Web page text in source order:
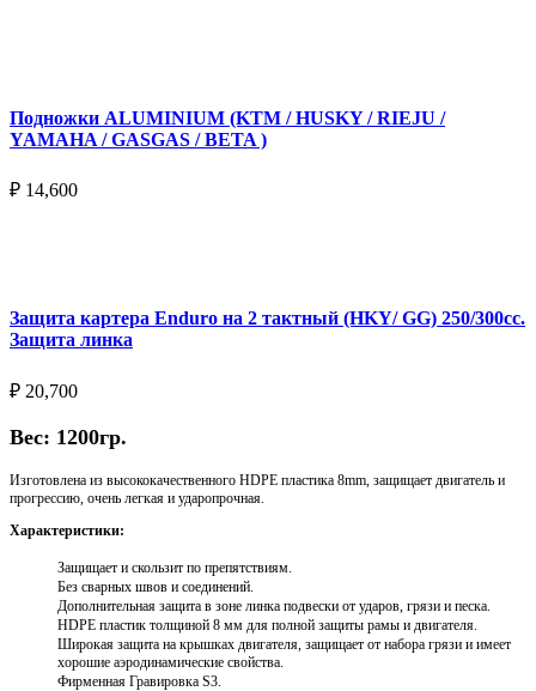
Подножки ALUMINIUM (KTM / HUSKY / RIEJU /
YAMAHA / GASGAS / BETA )
₽ 14,600
Защита картера Enduro на 2 тактный (HKY/ GG) 250/300cc.
Защита линка
₽ 20,700
Вес: 1200гр.
Изготовлена из высококачественного HDPE пластика 8mm, защищает двигатель и
прогрессию, очень легкая и ударопрочная.
Характеристики:
Защищает и скользит по препятствиям.
Без сварных швов и соединений.
Дополнительная защита в зоне линка подвески от ударов, грязи и песка.
HDPE пластик толщиной 8 мм для полной защиты рамы и двигателя.
Широкая защита на крышках двигателя, защищает от набора грязи и имеет
хорошие аэродинамические свойства.
Фирменная Гравировка S3.